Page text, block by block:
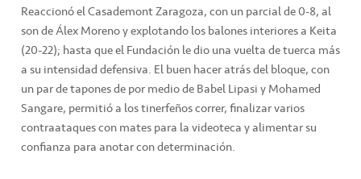
Reaccionó el Casademont Zaragoza, con un parcial de 0-8, al
son de Álex Moreno y explotando los balones interiores a Keita
(20-22); hasta que el Fundación le dio una vuelta de tuerca más
a su intensidad defensiva. El buen hacer atrás del bloque, con
un par de tapones de por medio de Babel Lipasi y Mohamed
Sangare, permitió a los tinerfeños correr, finalizar varios
contraataques con mates para la videoteca y alimentar su
confianza para anotar con determinación.